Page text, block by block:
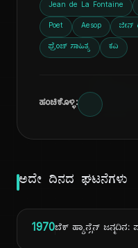
Jean de La Fontaine
Poet Aesop ಜೀನ್
ಫ್ರೆಂಚ್ ಸಾಹಿತ್ಯ ಕವಿ
ಹಂಚಿಕೊಳ್ಳಿ:
ಅದೇ ದಿನದ ಘಟನೆಗಳು
1970ಬೆಕ್ ಹ್ಯಾನ್ಸೆನ್